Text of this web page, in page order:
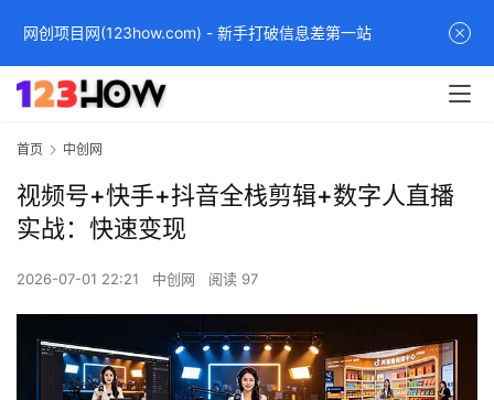
首页 中创网
视频号+快手+抖音全栈剪辑+数字人直播
实战：快速变现
2026-07-01 22:21 中创网 阅读 97
网创项目网(123how.com) - 新手打破信息差第一站